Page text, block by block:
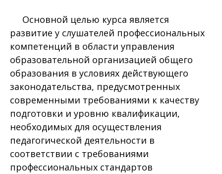
Основной целью курса является
развитие у слушателей профессиональных
компетенций в области управления
образовательной организацией общего
образования в условиях действующего
законодательства, предусмотренных
современными требованиями к качеству
подготовки и уровню квалификации,
необходимых для осуществления
педагогической деятельности в
соответствии с требованиями
профессиональных стандартов